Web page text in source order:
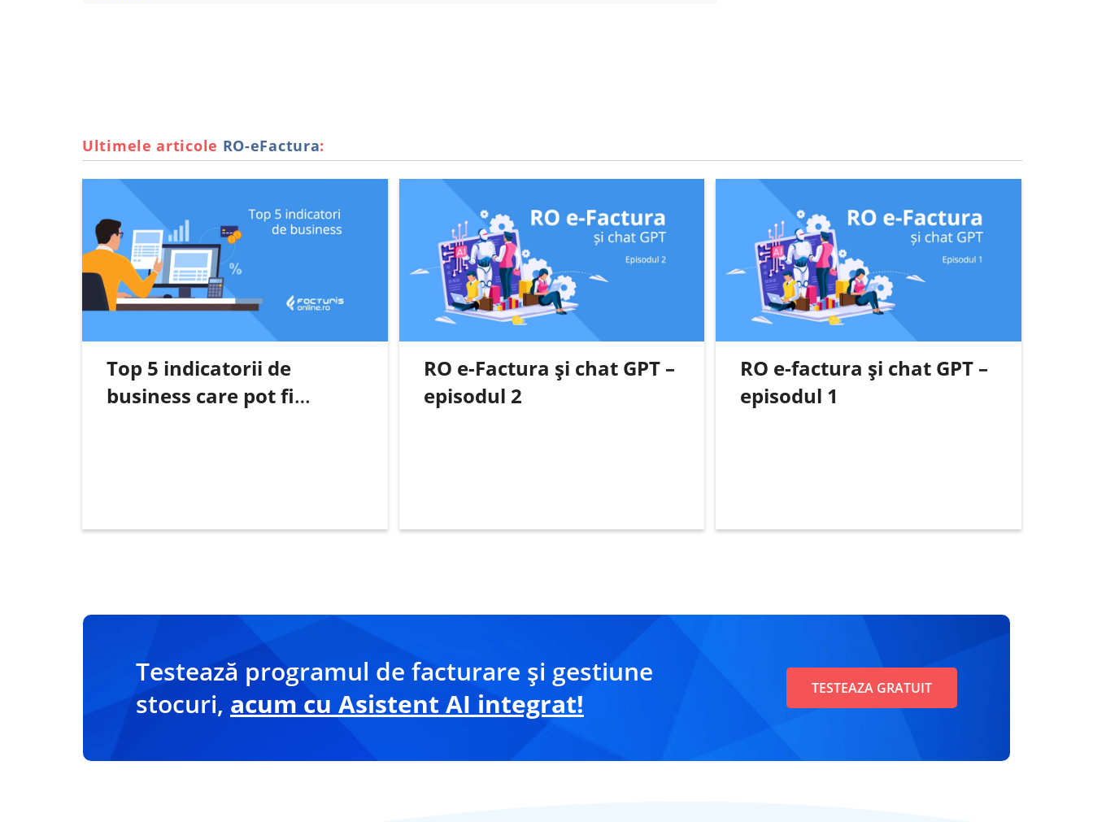
Ultimele articole RO-eFactura:
Top 5 indicatorii de
business care pot fi
RO e-Factura și chat GPT –
episodul 2
RO e-factura și chat GPT –
episodul 1
Testează programul de facturare și gestiune
stocuri, acum cu Asistent AI integrat! TESTEAZA GRATUIT